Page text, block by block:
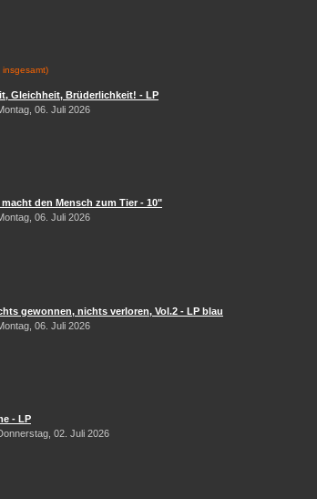
insgesamt)
Gleichheit, Brüderlichkeit! - LP
06. Juli 2026
den Mensch zum Tier - 10"
06. Juli 2026
gewonnen, nichts verloren, Vol.2 - LP blau
06. Juli 2026
- LP
02. Juli 2026